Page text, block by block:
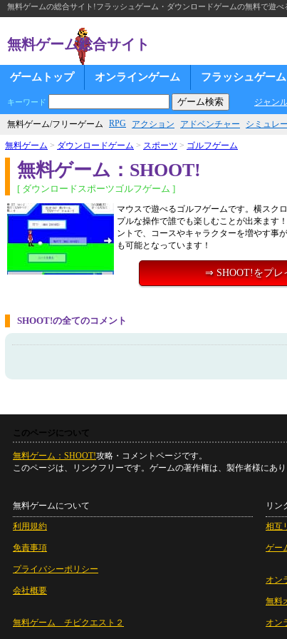
無料ゲームの総合サイト!フラッシュゲーム・ダウンロードゲームの無料で遊
無料ゲーム総合サイト
ゲームトップ オンラインゲーム フラッシュゲーム
キーワード ジャン
無料ゲーム/フリーゲーム RPG アクション アドベンチャー シミュレ
無料ゲーム > ダウンロードゲーム > スポーツ > ゴルフゲーム
無料ゲーム：SHOOT!
[ ダウンロードスポーツゴルフゲーム ]
マウスで遊べるゴルフゲームです。横スク
プルな操作で誰でも楽しむことが出来ます
ントで、コースやキャラクターを増やす事
も可能となっています！
⇒ SHOOT!をプレ
SHOOT!の全てのコメント
このページについて
無料ゲーム：SHOOT!攻略・コメントページです。
このページは、リンクフリーです。ゲームの著作権は、製作者様にあり
無料ゲームについて
利用規約
免責事項
プライバシーポリシー
会社概要
無料ゲーム チビクエスト２
リン
相互
ゲー
オン
無料
オン